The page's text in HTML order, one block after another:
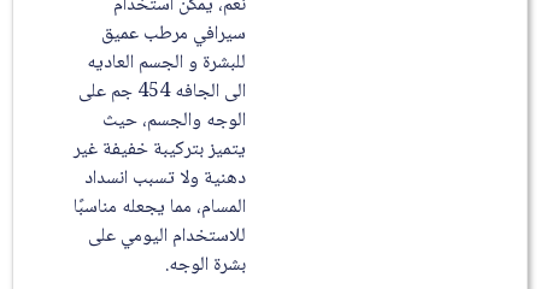
سيرافي مرطب عميق
للبشرة و الجسم العاديه
الى الجافه 454 جم على
الوجه والجسم، حيث
يتميز بتركيبة خفيفة غير
دهنية ولا تسبب انسداد
المسام، مما يجعله مناسبًا
للاستخدام اليومي على
بشرة الوجه.